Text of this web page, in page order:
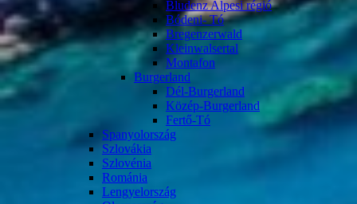
Bludenz Alpesi régió
Bódeni- Tó
Bregenzerwald
Kleinwalsertal
Montafon
Burgerland
Dél-Burgerland
Közép-Burgerland
Fertő-Tó
Spanyolország
Szlovákia
Szlovénia
Románia
Lengyelország